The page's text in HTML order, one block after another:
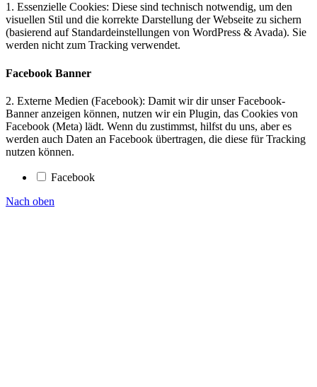
1. Essenzielle Cookies: Diese sind technisch notwendig, um den
visuellen Stil und die korrekte Darstellung der Webseite zu sichern
(basierend auf Standardeinstellungen von WordPress & Avada). Sie
werden nicht zum Tracking verwendet.
Facebook Banner
2. Externe Medien (Facebook): Damit wir dir unser Facebook-
Banner anzeigen können, nutzen wir ein Plugin, das Cookies von
Facebook (Meta) lädt. Wenn du zustimmst, hilfst du uns, aber es
werden auch Daten an Facebook übertragen, die diese für Tracking
nutzen können.
Facebook
Nach oben